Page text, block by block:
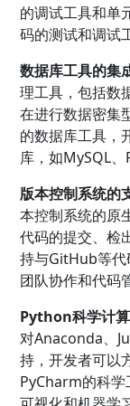
的调试工具和单
码的测试和调试
数据库工具的集
理工具，包括数
在进行数据密集
的数据库工具，
库，如MySQL、
版本控制系统的
本控制系统的原
代码的提交、检
持与GitHub等代
团队协作和代码
Python科学计
对Anaconda、
持，开发者可以
PyCharm的科